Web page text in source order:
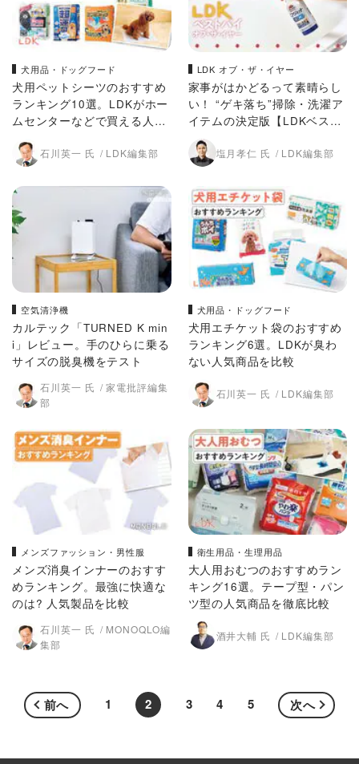
犬用品・ドッグフード
犬用ペットシーツのおすすめ
ランキング10選。LDKがホー
ムセンターなどで買える人気
石川英一 氏 LDK編集部
LDK オブ・ザ・イヤー
家事がはかどるって素晴らし
い！ “ゲキ落ち”掃除・洗濯ア
イテムの決定版【LDKベスト
バイ オブ・ザ・イヤー202
5】
塩月孝仁 氏 LDK編集部
空気清浄機
カルテック「TURNED K min
i」レビュー。手のひらに乗る
サイズの脱臭機をテスト
石川英一 氏
家電批評編集
部
犬用品・ドッグフード
犬用エチケット袋のおすすめ
ランキング6選。LDKが臭わ
ない人気商品を比較
石川英一 氏 LDK編集部
メンズファッション・男性服
メンズ消臭インナーのおすす
めランキング。最強に快適な
のは? 人気製品を比較
石川英一 氏
MONOQLO編
集部
衛生用品・生理用品
大人用おむつのおすすめラン
キング16選。テープ型・パン
ツ型の人気商品を徹底比較
酒井大輔 氏 LDK編集部
前へ 1 2 3 4 5 次へ